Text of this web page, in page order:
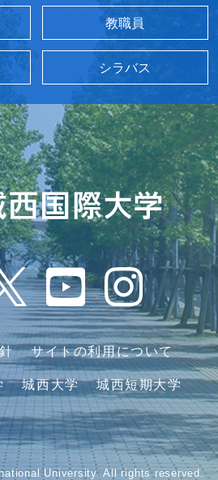
教職員
シラバス
サイトの利用について
城西大学 城西短期大学
University. All rights reserved.